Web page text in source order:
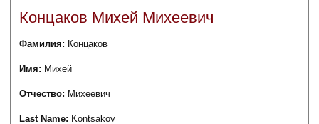
Концаков Михей Михеевич
Фамилия: Концаков
Имя: Михей
Отчество: Михеевич
Last Name: Kontsakov